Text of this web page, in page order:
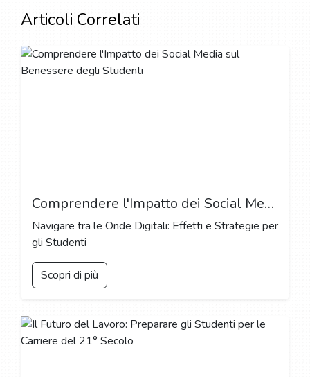
Articoli Correlati
Comprendere l'Impatto dei Social Media sul Benessere degli Studenti
Navigare tra le Onde Digitali: Effetti e Strategie per
gli Studenti
Scopri di più